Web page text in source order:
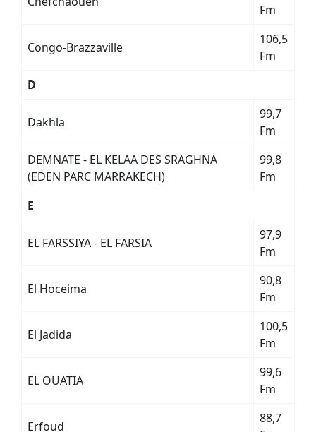
Fm
Congo-Brazzaville
106,5
Fm
D
Dakhla
99,7
Fm
DEMNATE - EL KELAA DES SRAGHNA
(EDEN PARC MARRAKECH)
99,8
Fm
E
EL FARSSIYA - EL FARSIA
97,9
Fm
El Hoceima
90,8
Fm
El Jadida
100,5
Fm
EL OUATIA
99,6
Fm
Erfoud
88,7